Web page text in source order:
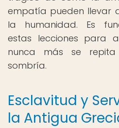
empatía pueden llevar
la humanidad. Es
estas lecciones para
nunca más se
sombría.
Esclavitud y
la Antigua